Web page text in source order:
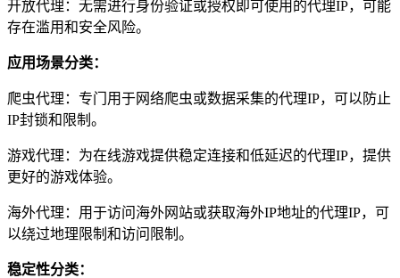
开放代理：无需进行身份验证或授权即可使用的代理IP，可能
存在滥用和安全风险。
应用场景分类：
爬虫代理：专门用于网络爬虫或数据采集的代理IP，可以防止
IP封锁和限制。
游戏代理：为在线游戏提供稳定连接和低延迟的代理IP，提供
更好的游戏体验。
海外代理：用于访问海外网站或获取海外IP地址的代理IP，可
以绕过地理限制和访问限制。
稳定性分类：